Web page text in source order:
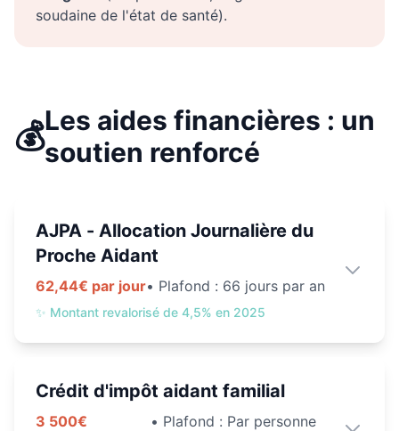
soudaine de l'état de santé).
💰Les aides financières : un
soutien renforcé
AJPA - Allocation Journalière du
Proche Aidant
62,44€ par jour• Plafond : 66 jours par an
✨ Montant revalorisé de 4,5% en 2025
Crédit d'impôt aidant familial
3 500€
• Plafond : Par personne